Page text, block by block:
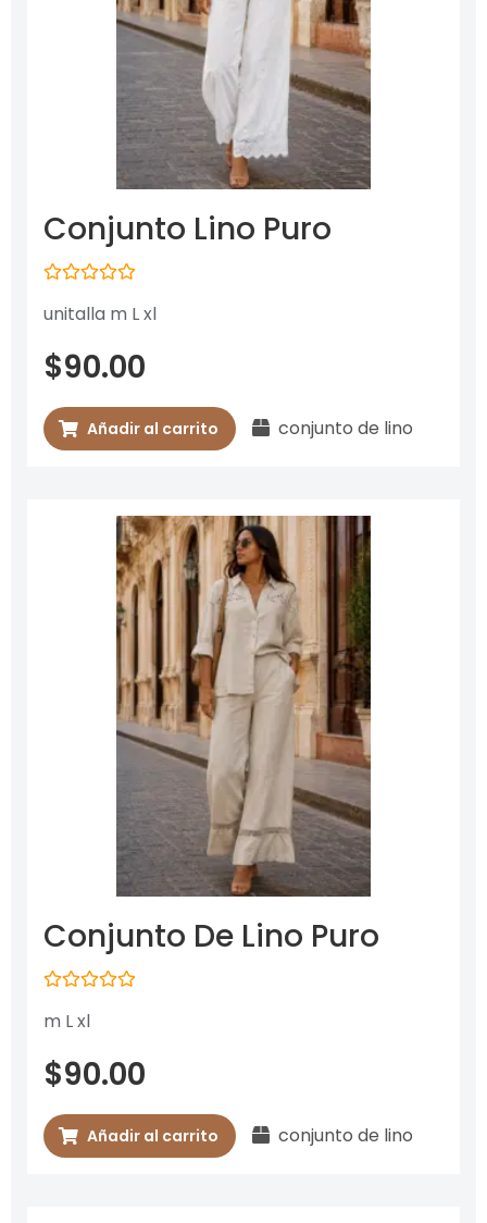
Conjunto Lino Puro
con
5
unitalla m L xl
$90.00
Añadir al carrito conjunto de lino
Conjunto De Lino Puro
con
5
m L xl
$90.00
Añadir al carrito conjunto de lino